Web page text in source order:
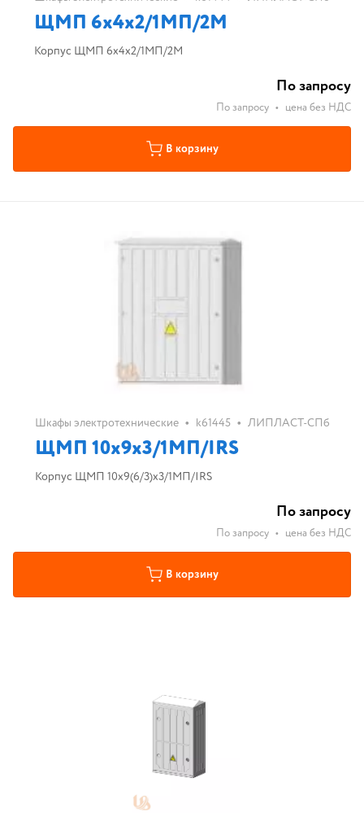
ЩМП 6х4х2/1МП/2М
Корпус ЩМП 6х4х2/1МП/2М
По запросу
По запросу • цена без НДС
В корзину
Шкафы электротехнические • k61445 • ЛИПЛАСТ-СПб
ЩМП 10х9х3/1МП/IRS
Корпус ЩМП 10х9(6/3)х3/1МП/IRS
По запросу
По запросу • цена без НДС
В корзину